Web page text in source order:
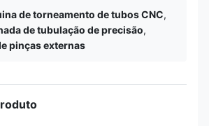
de torneamento de tubos CNC,
de tubulação de precisão,
pinças externas